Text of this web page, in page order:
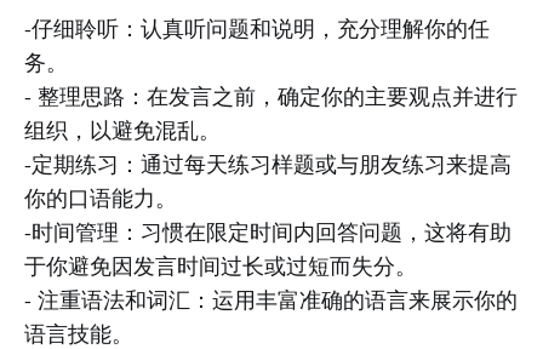
-仔细聆听：认真听问题和说明，充分理解你的任
务。
- 整理思路：在发言之前，确定你的主要观点并进行
组织，以避免混乱。
-定期练习：通过每天练习样题或与朋友练习来提高
你的口语能力。
-时间管理：习惯在限定时间内回答问题，这将有助
于你避免因发言时间过长或过短而失分。
- 注重语法和词汇：运用丰富准确的语言来展示你的
语言技能。